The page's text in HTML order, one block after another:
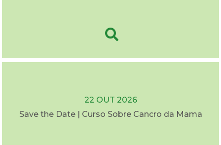
22 OUT 2026
Save the Date | Curso Sobre Cancro da Mama